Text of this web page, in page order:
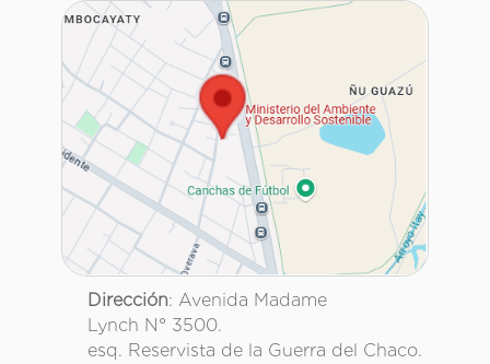
Dirección: Avenida Madame
Lynch N° 3500.
esq. Reservista de la Guerra del Chaco.